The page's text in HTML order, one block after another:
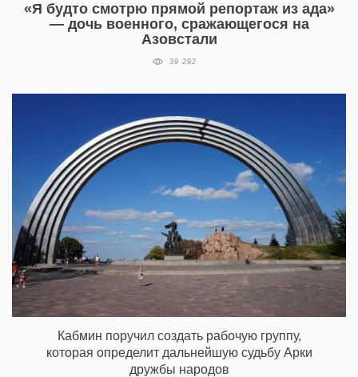
«Я будто смотрю прямой репортаж из ада»
— дочь военного, сражающегося на
Азовстали
39 292
Кабмин поручил создать рабочую группу,
которая определит дальнейшую судьбу Арки
дружбы народов